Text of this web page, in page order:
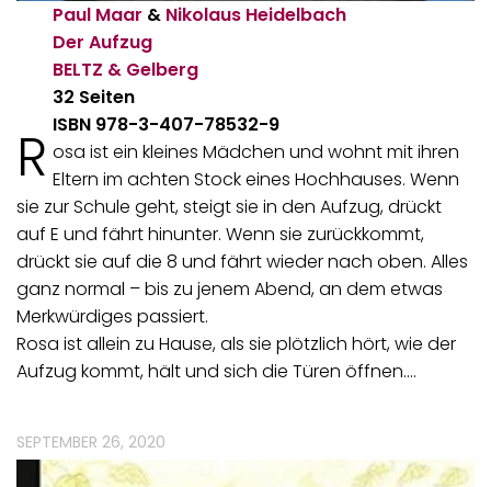
Paul Maar & Nikolaus Heidelbach
Der Aufzug
BELTZ & Gelberg
32 Seiten
ISBN 978-3-407-78532-9
R osa ist ein kleines Mädchen und wohnt mit ihren
Eltern im achten Stock eines Hochhauses. Wenn
sie zur Schule geht, steigt sie in den Aufzug, drückt
auf E und fährt hinunter. Wenn sie zurückkommt,
drückt sie auf die 8 und fährt wieder nach oben. Alles
ganz normal – bis zu jenem Abend, an dem etwas
Merkwürdiges passiert.
Rosa ist allein zu Hause, als sie plötzlich hört, wie der
Aufzug kommt, hält und sich die Türen öffnen.…
SEPTEMBER 26, 2020